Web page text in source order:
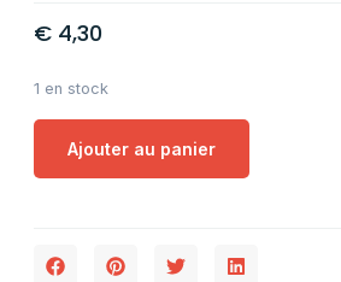
€ 4,30
1 en stock
Ajouter au panier